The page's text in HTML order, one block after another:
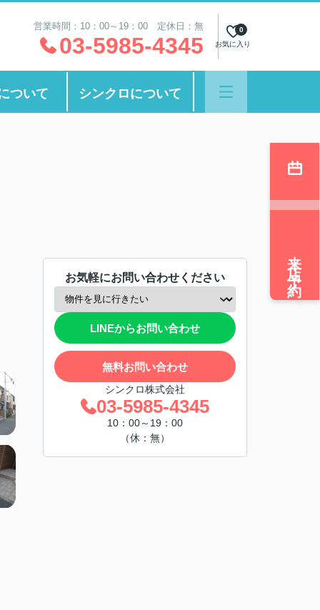
営業時間：10：00～19：00 定休日：無
03-5985-4345 お気に入り
0
ついて シンクロについて
お気軽にお問い合わせください
LINEからお問い合わせ
無料お問い合わせ
シンクロ株式会社
03-5985-4345
10：00～19：00
（休：無）
来店予約